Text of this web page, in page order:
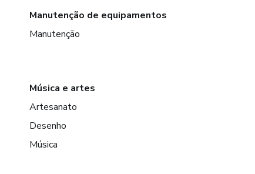
Manutenção de equipamentos
Manutenção
Música e artes
Artesanato
Desenho
Música